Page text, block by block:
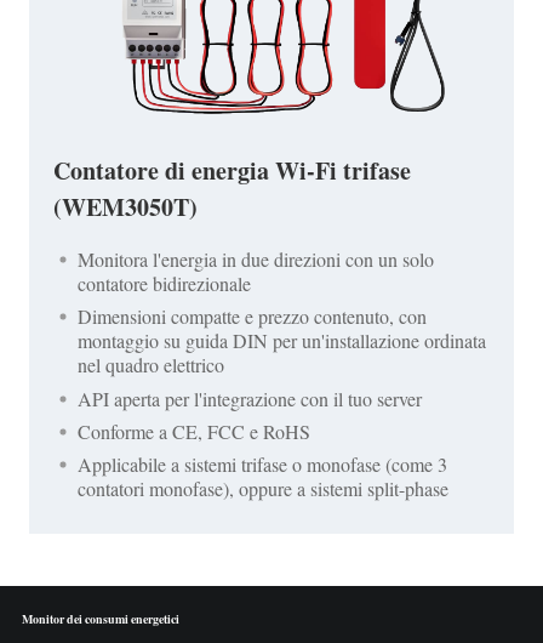
Contatore di energia Wi-Fi trifase
(WEM3050T)
Monitora l'energia in due direzioni con un solo
contatore bidirezionale
Dimensioni compatte e prezzo contenuto, con
montaggio su guida DIN per un'installazione ordinata
nel quadro elettrico
API aperta per l'integrazione con il tuo server
Conforme a CE, FCC e RoHS
Applicabile a sistemi trifase o monofase (come 3
contatori monofase), oppure a sistemi split-phase
Monitor dei consumi energetici